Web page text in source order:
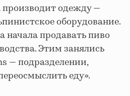
одежду —
оборудование.
начала продавать пиво
Этим занялись
— подразделении,
еду».